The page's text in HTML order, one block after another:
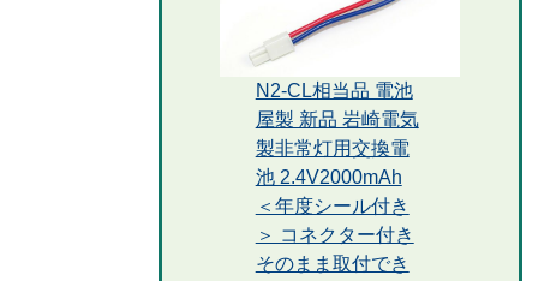
N2-CL相当品 電池
屋製 新品 岩崎電気
製非常灯用交換電
池 2.4V2000mAh
＜年度シール付き
＞ コネクター付き
そのまま取付でき